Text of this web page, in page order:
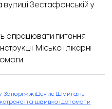
вулиці Зестафонській у
опрацювати питання
Міської лікарні
ЗапоріжжіДенис Шмигаль
та швидкої допомоги